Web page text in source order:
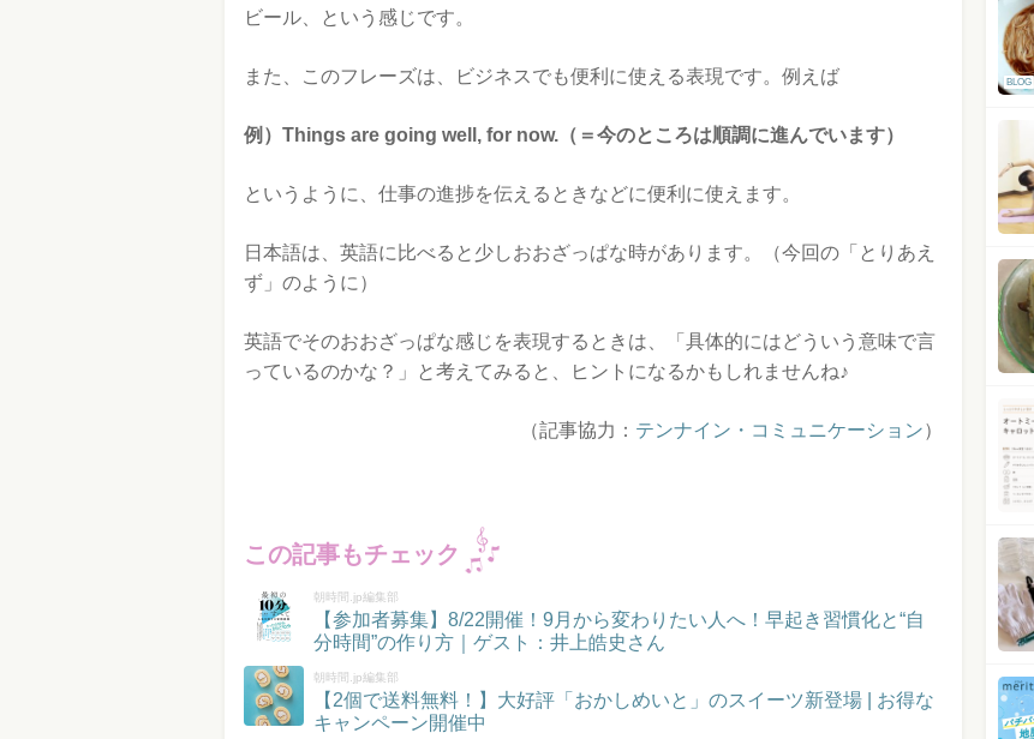
ビール、という感じです。
また、このフレーズは、ビジネスでも便利に使える表現です。例えば
例）Things are going well, for now.（＝今のところは順調に進んでいます）
というように、仕事の進捗を伝えるときなどに便利に使えます。
日本語は、英語に比べると少しおおざっぱな時があります。（今回の「とりあえ
ず」のように）
英語でそのおおざっぱな感じを表現するときは、「具体的にはどういう意味で言
っているのかな？」と考えてみると、ヒントになるかもしれませんね♪
（記事協力： テンナイン・コミュニケーション）
この記事もチェック
朝時間.jp編集部
【参加者募集】8/22開催！9月から変わりたい人へ！早起き習慣化と“自
分時間”の作り方｜ゲスト：井上皓史さん
朝時間.jp編集部
【2個で送料無料！】大好評「おかしめいと」のスイーツ新登場 | お得な
キャンペーン開催中
BLOG